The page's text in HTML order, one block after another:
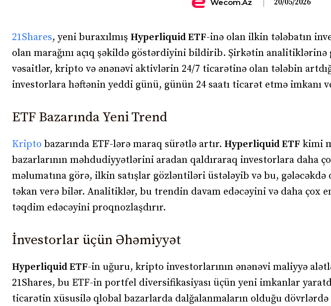
Wecom.az 20/05/2026
21Shares, yeni buraxılmış Hyperliquid ETF-inə olan ilkin tələbatın
olan marağını açıq şəkildə göstərdiyini bildirib. Şirkətin
vəsaitlər, kripto və ənənəvi aktivlərin 24/7 ticarətinə olan tələbin
investorlara həftənin yeddi günü, günün 24 saatı ticarət etmə imkanı
ETF Bazarında Yeni Trend
Kripto bazarında ETF-lərə maraq sürətlə artır. Hyperliquid ETF kimi
bazarlarının məhdudiyyətlərini aradan qaldıraraq investorlara daha
məlumatına görə, ilkin satışlar gözləntiləri üstələyib və bu, gələcəkdə
təkan verə bilər. Analitiklər, bu trendin davam edəcəyini və daha çox
təqdim edəcəyini proqnozlaşdırır.
İnvestorlar üçün Əhəmiyyət
Hyperliquid ETF-in uğuru, kripto investorlarının ənənəvi maliyyə
21Shares, bu ETF-in portfel diversifikasiyası üçün yeni imkanlar
ticarətin xüsusilə qlobal bazarlarda dalğalanmaların olduğu